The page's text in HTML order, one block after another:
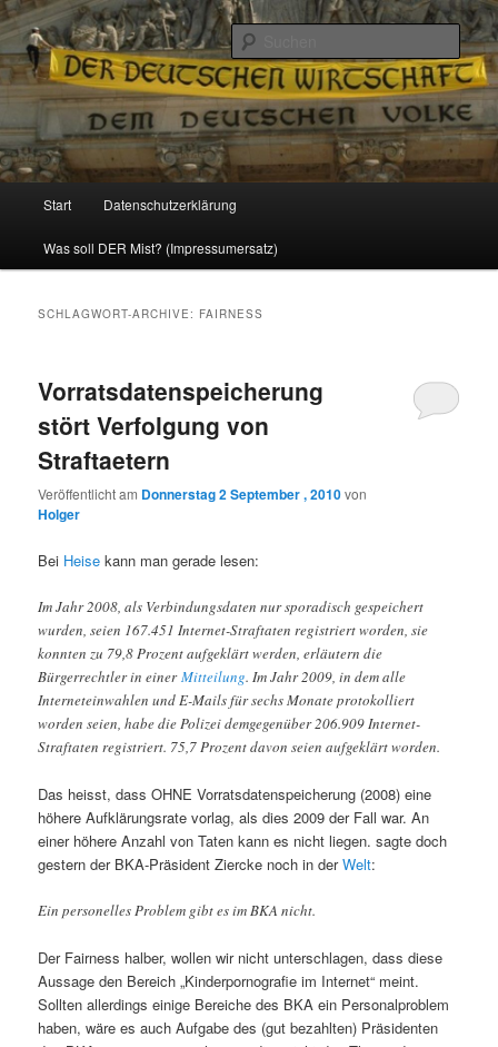
Reizzentrum
Politik, Wirtschaft, Soziales und Gesellschaft
Zum
Inhalt
Zum
sekundären
Start Datenschutzerklärung
Was soll DER Mist? (Impressumersatz)
SCHLAGWORT-ARCHIVE: FAIRNESS
Vorratsdatenspeicherung
stört Verfolgung von
Straftaetern
Veröffentlicht am Donnerstag 2 September , 2010von
Holger
Bei Heise kann man gerade lesen:
Im Jahr 2008, als Verbindungsdaten nur sporadisch gespeichert
wurden, seien 167.451 Internet-Straftaten registriert worden, sie
konnten zu 79,8 Prozent aufgeklärt werden, erläutern die
Bürgerrechtler in einerMitteilung. Im Jahr 2009, in dem alle
Interneteinwahlen und E-Mails für sechs Monate protokolliert
worden seien, habe die Polizei demgegenüber 206.909 Internet-
Straftaten registriert. 75,7 Prozent davon seien aufgeklärt worden.
Das heisst, dass OHNE Vorratsdatenspeicherung (2008) eine
höhere Aufklärungsrate vorlag, als dies 2009 der Fall war. An
einer höhere Anzahl von Taten kann es nicht liegen. sagte doch
gestern der BKA-Präsident Ziercke noch in derWelt:
Ein personelles Problem gibt es im BKA nicht.
Der Fairness halber, wollen wir nicht unterschlagen, dass diese
Aussage den Bereich „Kinderpornografie im Internet“ meint.
Sollten allerdings einige Bereiche des BKA ein Personalproblem
haben, wäre es auch Aufgabe des (gut bezahlten) Präsidenten